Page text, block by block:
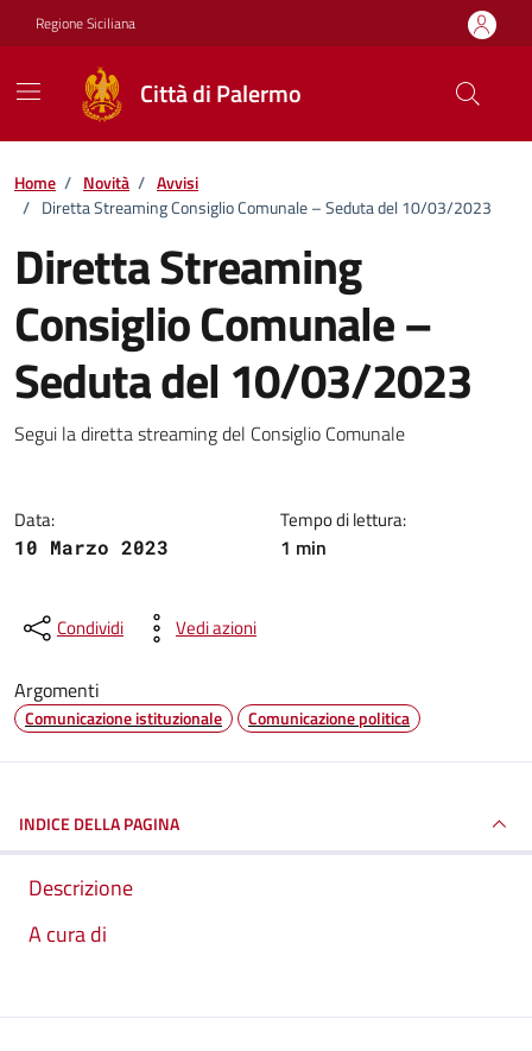
Vai ai contenuti
Vai al footer
Regione Siciliana
Città di Palermo
Home / Novità / Avvisi
/ Diretta Streaming Consiglio Comunale – Seduta del 10/03/2023
Diretta Streaming
Consiglio Comunale –
Seduta del 10/03/2023
Dettagli della notizia
Segui la diretta streaming del Consiglio Comunale
Data:
10 Marzo 2023
Tempo di lettura:
1 min
Condividi Vedi azioni
Argomenti
Comunicazione istituzionale Comunicazione politica
INDICE DELLA PAGINA
Descrizione
A cura di